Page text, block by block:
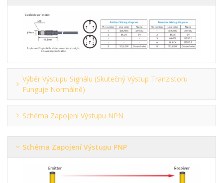
Výběr Výstupu Signálu (skutečný Výstup Tranzistoru
Funguje Normálně)
Schéma Zapojení Výstupu NPN
Schéma Zapojení Výstupu PNP